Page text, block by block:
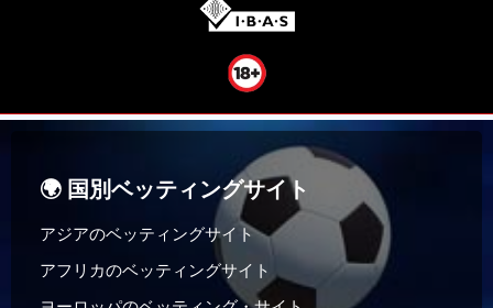
🌍 国別ベッティングサイト
アジアのベッティングサイト
アフリカのベッティングサイト